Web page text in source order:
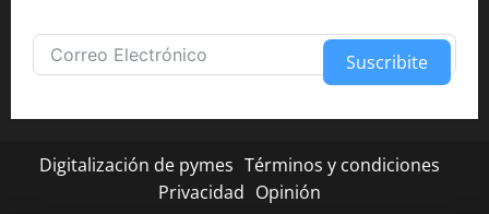
Suscribite
Digitalización de pymes Términos y condiciones
Privacidad Opinión